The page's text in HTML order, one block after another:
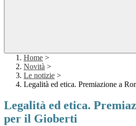
Home >
Novità >
Le notizie >
Legalità ed etica. Premiazione a
Legalità ed etica.
per il Gioberti